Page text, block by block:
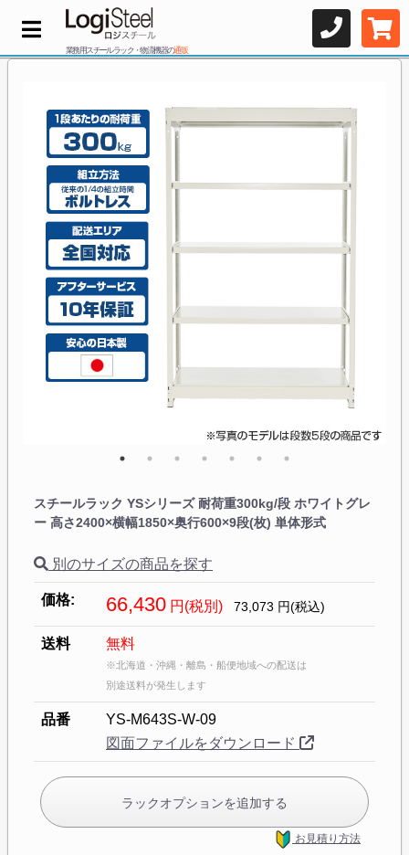
業務用スチールラック・物流機器の通販
スチールラック YSシリーズ 耐荷重300kg/段 ホワイトグレ
ー 高さ2400×横幅1850×奥行600×9段(枚) 単体形式
別のサイズの商品を探す
価格: 66,430 円(税別) 73,073 円(税込)
送料 無料
※北海道・沖縄・離島・船便地域への配送は
別途送料が発生します
品番
YS-M643S-W-09
図面ファイルをダウンロード
ラックオプションを追加する
お見積り方法